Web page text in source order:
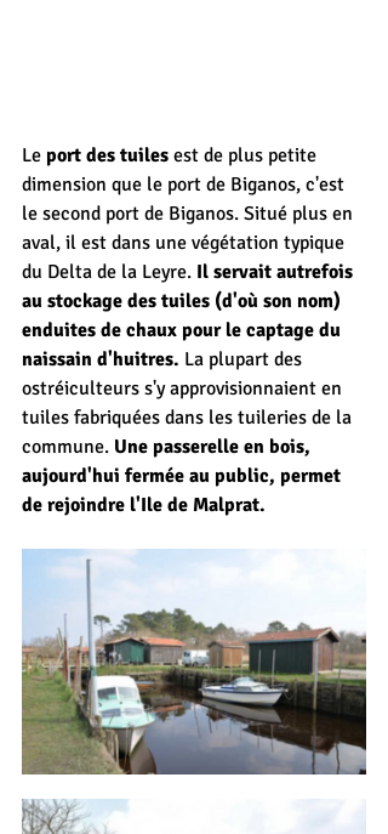
Le port des tuiles est de plus petite
dimension que le port de Biganos, c'est
le second port de Biganos. Situé plus en
aval, il est dans une végétation typique
du Delta de la Leyre. Il servait autrefois
au stockage des tuiles (d'où son nom)
enduites de chaux pour le captage du
naissain d'huitres. La plupart des
ostréiculteurs s'y approvisionnaient en
tuiles fabriquées dans les tuileries de la
commune. Une passerelle en bois,
aujourd'hui fermée au public, permet
de rejoindre l'Ile de Malprat.